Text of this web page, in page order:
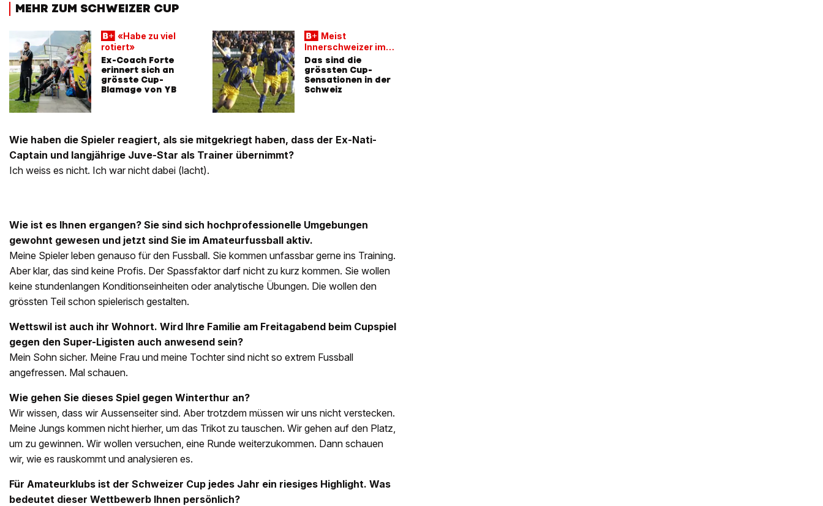
MEHR ZUM SCHWEIZER CUP
«Habe zu viel
rotiert»
Ex-Coach Forte
erinnert sich an
grösste Cup-
Blamage von YB
Meist
Innerschweizer im
Spiel
Das sind die
grössten Cup-
Sensationen in der
Schweiz
Wie haben die Spieler reagiert, als sie mitgekriegt haben, dass der Ex-Nati-
Captain und langjährige Juve-Star als Trainer übernimmt?
Ich weiss es nicht. Ich war nicht dabei (lacht).
Wie ist es Ihnen ergangen? Sie sind sich hochprofessionelle Umgebungen
gewohnt gewesen und jetzt sind Sie im Amateurfussball aktiv.
Meine Spieler leben genauso für den Fussball. Sie kommen unfassbar gerne ins Training.
Aber klar, das sind keine Profis. Der Spassfaktor darf nicht zu kurz kommen. Sie wollen
keine stundenlangen Konditionseinheiten oder analytische Übungen. Die wollen den
grössten Teil schon spielerisch gestalten.
Wettswil ist auch ihr Wohnort. Wird Ihre Familie am Freitagabend beim Cupspiel
gegen den Super-Ligisten auch anwesend sein?
Mein Sohn sicher. Meine Frau und meine Tochter sind nicht so extrem Fussball
angefressen. Mal schauen.
Wie gehen Sie dieses Spiel gegen Winterthur an?
Wir wissen, dass wir Aussenseiter sind. Aber trotzdem müssen wir uns nicht verstecken.
Meine Jungs kommen nicht hierher, um das Trikot zu tauschen. Wir gehen auf den Platz,
um zu gewinnen. Wir wollen versuchen, eine Runde weiterzukommen. Dann schauen
wir, wie es rauskommt und analysieren es.
Für Amateurklubs ist der Schweizer Cup jedes Jahr ein riesiges Highlight. Was
bedeutet dieser Wettbewerb Ihnen persönlich?